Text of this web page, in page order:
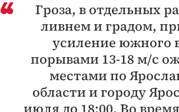
Гроза, в отдельных
ливнем и градом,
усиление южного
порывами 13-18 м/с
местами по
области и городу
июля до 18:00. Во